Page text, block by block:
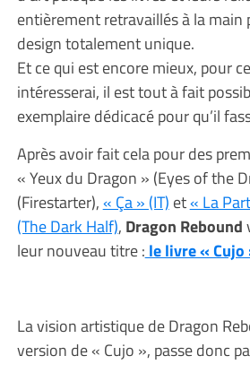
entièrement retravaillés à la main
design totalement unique.
Et ce qui est encore mieux, pour
intéresserai, il est tout à fait
exemplaire dédicacé pour qu’il
Après avoir fait cela pour des
« Yeux du Dragon » (Eyes of the
(Firestarter),« Ça » (IT) et« La
(The Dark Half), Dragon Rebound
leur nouveau titre : le livre «
La vision artistique de Dragon
version de « Cujo », passe donc